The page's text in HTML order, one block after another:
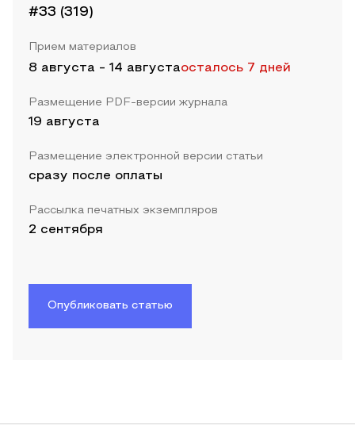
#33 (319)
Прием материалов
8 августа - 14 августаосталось 7 дней
Размещение PDF-версии журнала
19 августа
Размещение электронной версии статьи
сразу после оплаты
Рассылка печатных экземпляров
2 сентября
Опубликовать статью